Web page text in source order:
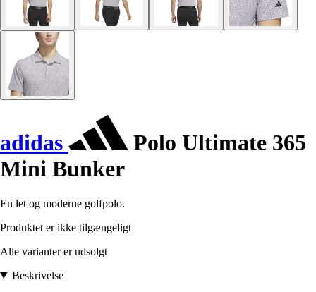
adidas
Polo Ultimate 365
Mini Bunker
En let og moderne golfpolo.
Produktet er ikke tilgængeligt
Alle varianter er udsolgt
Beskrivelse